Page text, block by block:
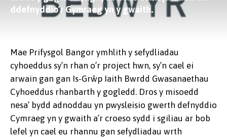
ddefnyddio’r Gymraeg yn y gwaith.
Mae Prifysgol Bangor ymhlith y sefydliadau
cyhoeddus sy’n rhan o’r project hwn, sy’n cael ei
arwain gan gan Is-Grŵp Iaith Bwrdd Gwasanaethau
Cyhoeddus rhanbarth y gogledd. Dros y misoedd
nesa’ bydd adnoddau yn pwysleisio gwerth defnyddio
Cymraeg yn y gwaith a’r croeso sydd i sgiliau ar bob
lefel yn cael eu rhannu gan sefydliadau wrth